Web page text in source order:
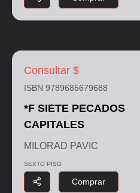
Consultar $
ISBN 9789685679688
*F SIETE PECADOS
CAPITALES
MILORAD PAVIC
SEXTO PISO
Comprar